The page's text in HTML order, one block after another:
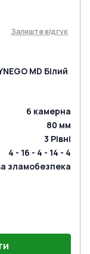
Залиште відгук
MD Білий
6 камерна
80 мм
3 Рівні
4 - 16 - 4 - 14 - 4
зламобезпека